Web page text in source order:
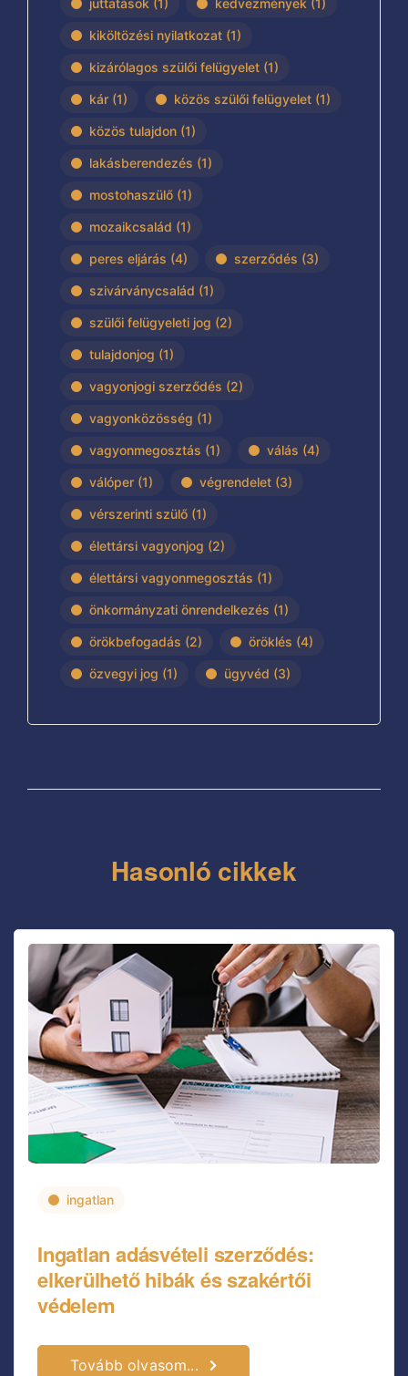
juttatások (1) kedvezmények (1)
kiköltözési nyilatkozat (1)
kizárólagos szülői felügyelet (1)
kár (1) közös szülői felügyelet (1)
közös tulajdon (1)
lakásberendezés (1)
mostohaszülő (1)
mozaikcsalád (1)
peres eljárás (4) szerződés (3)
szivárványcsalád (1)
szülői felügyeleti jog (2)
tulajdonjog (1)
vagyonjogi szerződés (2)
vagyonközösség (1)
vagyonmegosztás (1) válás (4)
válóper (1) végrendelet (3)
vérszerinti szülő (1)
élettársi vagyonjog (2)
élettársi vagyonmegosztás (1)
önkormányzati önrendelkezés (1)
örökbefogadás (2) öröklés (4)
özvegyi jog (1) ügyvéd (3)
Hasonló cikkek
ingatlan
Ingatlan adásvételi szerződés:
elkerülhető hibák és szakértői
védelem
Tovább olvasom...